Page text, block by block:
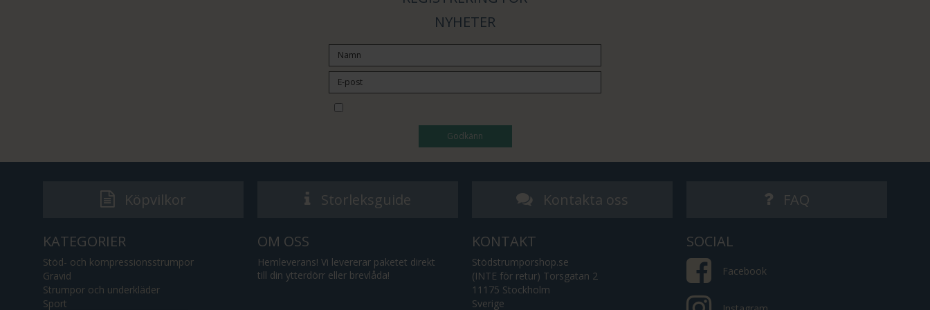
NYHETER
Godkänn
Köpvilkor Storleksguide Kontakta oss FAQ
KATEGORIER
Stöd- och kompressionsstrumpor
Gravid
Strumpor och underkläder
Sport
OM OSS
Hemleverans! Vi levererar paketet direkt
till din ytterdörr eller brevlåda!
KONTAKT
Stödstrumporshop.se
(INTE för retur) Torsgatan 2
11175 Stockholm
Sverige
SOCIAL
Facebook